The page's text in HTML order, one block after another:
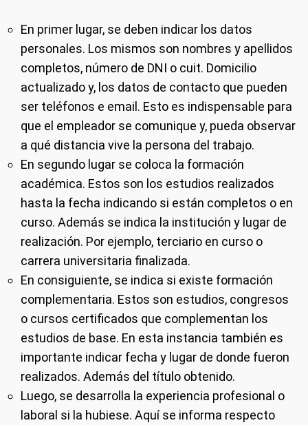
En primer lugar, se deben indicar los datos
personales. Los mismos son nombres y apellidos
completos, número de DNI o cuit. Domicilio
actualizado y, los datos de contacto que pueden
ser teléfonos e email. Esto es indispensable para
que el empleador se comunique y, pueda observar
a qué distancia vive la persona del trabajo.
En segundo lugar se coloca la formación
académica. Estos son los estudios realizados
hasta la fecha indicando si están completos o en
curso. Además se indica la institución y lugar de
realización. Por ejemplo, terciario en curso o
carrera universitaria finalizada.
En consiguiente, se indica si existe formación
complementaria. Estos son estudios, congresos
o cursos certificados que complementan los
estudios de base. En esta instancia también es
importante indicar fecha y lugar de donde fueron
realizados. Además del título obtenido.
Luego, se desarrolla la experiencia profesional o
laboral si la hubiese. Aquí se informa respecto